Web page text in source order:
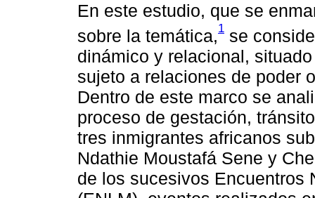
En este estudio, que se
sobre la temática,1 se
dinámico y relacional,
sujeto a relaciones de poder
Dentro de este marco se
proceso de gestación,
tres inmigrantes africanos
Ndathie Moustafá Sene y
de los sucesivos Encuentros